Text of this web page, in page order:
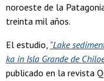
noroeste de la
treinta mil años.
El estudio, "Lake
ka in Isla Grande de
publicado en la revista